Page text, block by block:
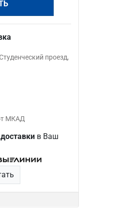
проезд,
МКАД
в Ваш